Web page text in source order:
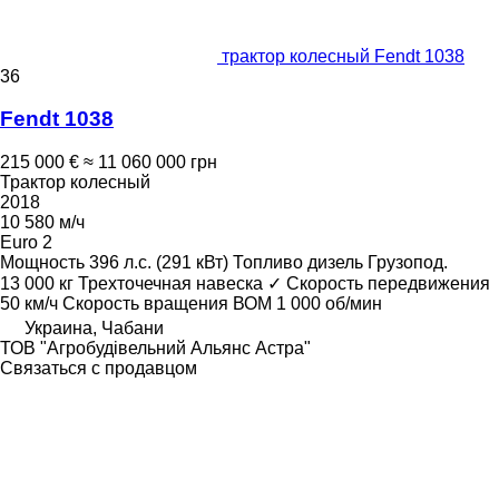
трактор колесный Fendt 1038
36
Fendt 1038
215 000 € ≈ 11 060 000 грн
Трактор колесный
2018
10 580 м/ч
Euro 2
Мощность 396 л.с. (291 кВт) Топливо дизель Грузопод.
13 000 кг Трехточечная навеска ✓ Скорость передвижения
50 км/ч Скорость вращения ВОМ 1 000 об/мин
Украина, Чабани
ТОВ "Агробудівельний Альянс Астра"
Связаться с продавцом